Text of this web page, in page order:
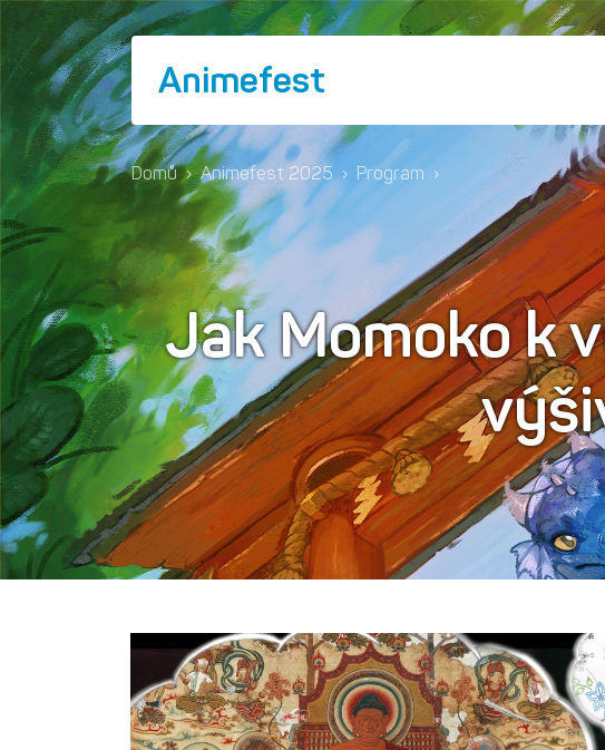
Animefest
Domů › Animefest 2025 › Program ›
Jak Momoko k